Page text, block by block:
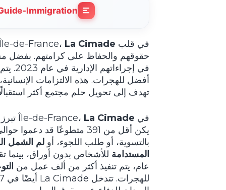
Immigration
في قلب Île-de-France، La Cimade
في
تهدف إلى تحويل حلم مجتمع أكثر
في Île-de-France، La Cimade
بالتسوية، أو طلب اللجوء، أو لم الشمل
المستدامة للأشخاص بدون أوراق، بينما
عام، يتم تنفيذ أكثر من ألف عمل من